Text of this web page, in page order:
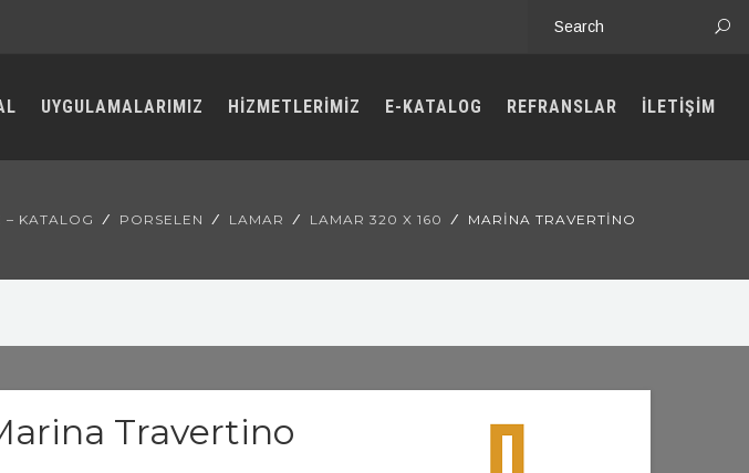
UYGULAMALARIMIZ HİZMETLERİMİZ E-KATALOG REFRANSLAR İLETİŞİM
– KATALOG PORSELEN LAMAR LAMAR 320 X 160 MARINA TRAVERTINO
Travertino